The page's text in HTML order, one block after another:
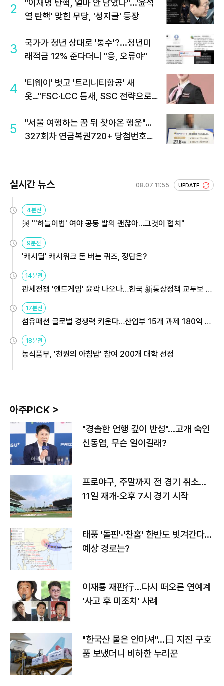
2
열 탄핵' 맞힌 무당, '성지글' 등장
3
국가가 청년 상대로 '통수'?...청년미
래적금 12% 준다더니 "응, 오류야"
4
'티웨이' 벗고 '트리니티항공' 새
옷…"FSC·LCC 틈새, SSC 전략으로
5
"서울 여행하는 꿈 뒤 찾아온 행운"…
327회차 연금복권720+ 당첨번호조
실시간 뉴스 08.07 11:55 UPDATE
4분전
與 "'하늘이법' 여야 공동 발의 괜찮아…그것이 협치"
9분전
'캐시딜' 캐시워크 돈 버는 퀴즈, 정답은?
14분전
관세전쟁 '엔드게임' 윤곽 나오나…한국 新통상정책 교두보 활
17분전
섬유패션 글로벌 경쟁력 키운다…산업부 15개 과제 180억 지
18분전
농식품부, '천원의 아침밥' 참여 200개 대학 선정
아주PICK >
"경솔한 언행 깊이 반성"…고개 숙인
신동엽, 무슨 일이길래?
프로야구, 주말까지 전 경기 취소…
11일 재개·오후 7시 경기 시작
태풍 '돌핀'·'찬홈' 한반도 빗겨간다…
예상 경로는?
이재룡 재판行…다시 떠오른 연예계
'사고 후 미조치' 사례
"한국산 물은 안마셔"…日 지진 구호
품 보냈더니 비하한 누리꾼